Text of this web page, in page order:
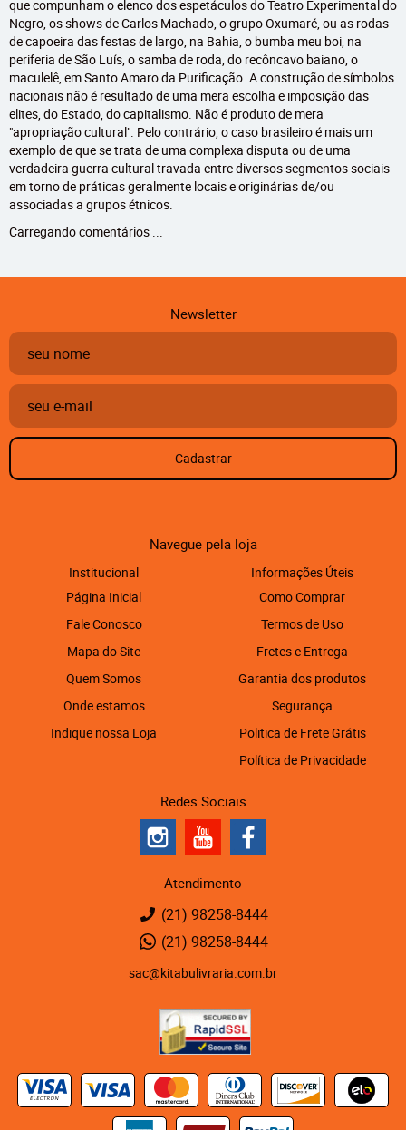
que compunham o elenco dos espetáculos do Teatro Experimental do
Negro, os shows de Carlos Machado, o grupo Oxumaré, ou as rodas
de capoeira das festas de largo, na Bahia, o bumba meu boi, na
periferia de São Luís, o samba de roda, do recôncavo baiano, o
maculelê, em Santo Amaro da Purificação. A construção de símbolos
nacionais não é resultado de uma mera escolha e imposição das
elites, do Estado, do capitalismo. Não é produto de mera
"apropriação cultural". Pelo contrário, o caso brasileiro é mais um
exemplo de que se trata de uma complexa disputa ou de uma
verdadeira guerra cultural travada entre diversos segmentos sociais
em torno de práticas geralmente locais e originárias de/ou
associadas a grupos étnicos.
Carregando comentários ...
Newsletter
Cadastrar
Navegue pela loja
Institucional
Página Inicial
Fale Conosco
Mapa do Site
Quem Somos
Onde estamos
Indique nossa Loja
Informações Úteis
Como Comprar
Termos de Uso
Fretes e Entrega
Garantia dos produtos
Segurança
Politica de Frete Grátis
Política de Privacidade
Redes Sociais
Atendimento
(21) 98258-8444
(21) 98258-8444
sac@kitabulivraria.com.br